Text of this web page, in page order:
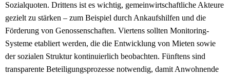
Sozialquoten. Drittens ist es wichtig, gemeinwirtschaftliche Akteure
gezielt zu stärken – zum Beispiel durch Ankaufshilfen und die
Förderung von Genossenschaften. Viertens sollten Monitoring-
Systeme etabliert werden, die die Entwicklung von Mieten sowie
der sozialen Struktur kontinuierlich beobachten. Fünftens sind
transparente Beteiligungsprozesse notwendig, damit Anwohnende